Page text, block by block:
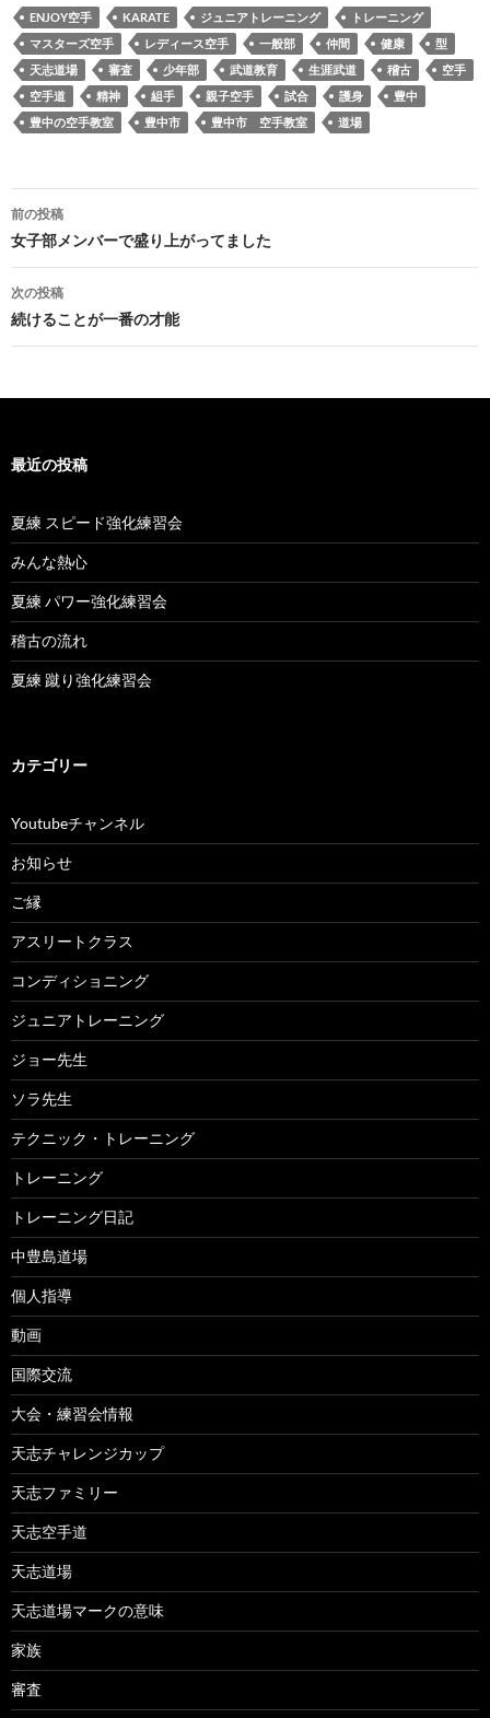
ENJOY空手 KARATE ジュニアトレーニング
トレーニング
マスターズ空手
レディース空手 一般部 仲間 健康
型
天志道場
審査 少年部 武道教育 生涯武道 稽古
空手
空手道
精神 組手 親子空手 試合 護身
豊中
豊中の空手教室
豊中市 豊中市 空手教室 道場
投
稿
ナ
ビ
ゲ
ー
ョ
ン
前の投稿
女子部メンバーで盛り上がってました
次の投稿
続けることが一番の才能
最近の投稿
夏練 スピード強化練習会
みんな熱心
夏練 パワー強化練習会
稽古の流れ
夏練 蹴り強化練習会
カテゴリー
Youtubeチャンネル
お知らせ
ご縁
アスリートクラス
コンディショニング
ジュニアトレーニング
ジョー先生
ソラ先生
テクニック・トレーニング
トレーニング
トレーニング日記
中豊島道場
個人指導
動画
国際交流
大会・練習会情報
天志チャレンジカップ
天志ファミリー
天志空手道
天志道場
天志道場マークの意味
家族
審査